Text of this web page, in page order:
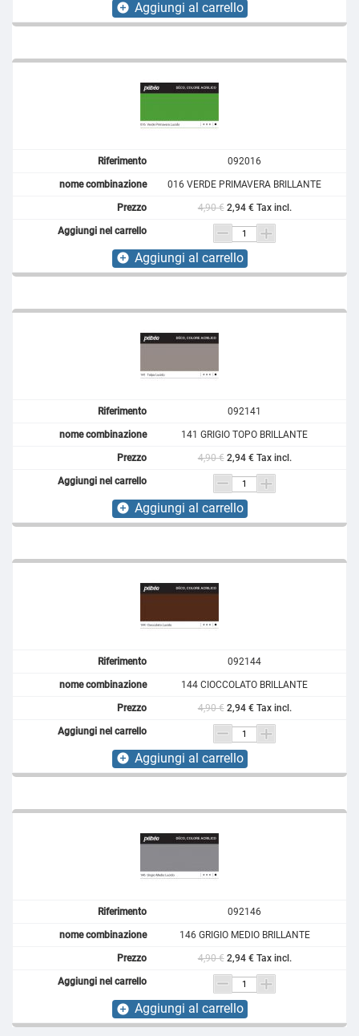
add_circle Aggiungi al carrello
092016
016 VERDE PRIMAVERA BRILLANTE
4,90 € 2,94 € Tax incl.
add_circle Aggiungi al carrello
092141
141 GRIGIO TOPO BRILLANTE
4,90 € 2,94 € Tax incl.
add_circle Aggiungi al carrello
092144
144 CIOCCOLATO BRILLANTE
4,90 € 2,94 € Tax incl.
add_circle Aggiungi al carrello
092146
146 GRIGIO MEDIO BRILLANTE
4,90 € 2,94 € Tax incl.
add_circle Aggiungi al carrello